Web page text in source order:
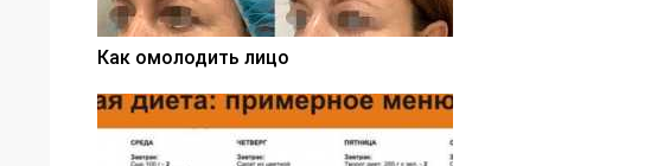
Как омолодить лицо